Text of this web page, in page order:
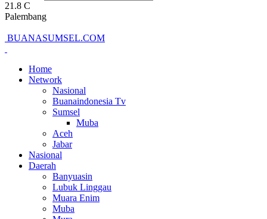
21.8 C
Palembang
BUANASUMSEL.COM
Home
Network
Nasional
Buanaindonesia Tv
Sumsel
Muba
Aceh
Jabar
Nasional
Daerah
Banyuasin
Lubuk Linggau
Muara Enim
Muba